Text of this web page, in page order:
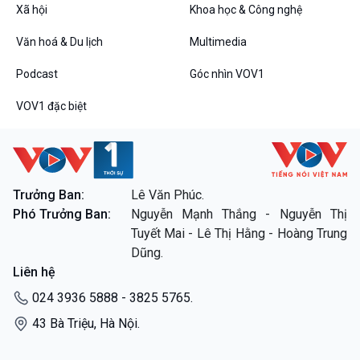
360 độ Sức khỏe
Chuyển đổi Xanh
Chuyên gia của bạn
Bước chân đến trường
Kết nối công nghệ
Sống chung với biến đổi
Văn hoá & Du lịch
Tin Văn hoá & Du lịch
Chát với người nổi tiếng
Câu chuyện Thể thao
Video
Infographic
E-Magazine
Xã hội Khoa học & Công nghệ
Văn hoá & Du lịch Multimedia
Podcast Góc nhìn VOV1
VOV1 đặc biệt
Trưởng Ban:
Lê Văn Phúc.
Phó Trưởng Ban:
Nguyễn Mạnh Thắng - Nguyễn Thị
Tuyết Mai - Lê Thị Hằng - Hoàng Trung
Dũng.
Liên hệ
024 3936 5888 - 3825 5765.
43 Bà Triệu, Hà Nội.